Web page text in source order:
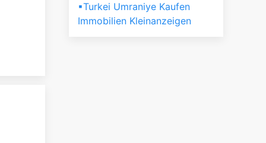
▪Turkei Umraniye Kaufen
Immobilien Kleinanzeigen